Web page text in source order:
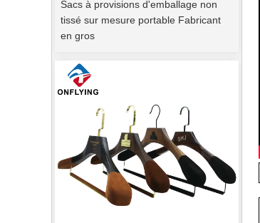
en gros